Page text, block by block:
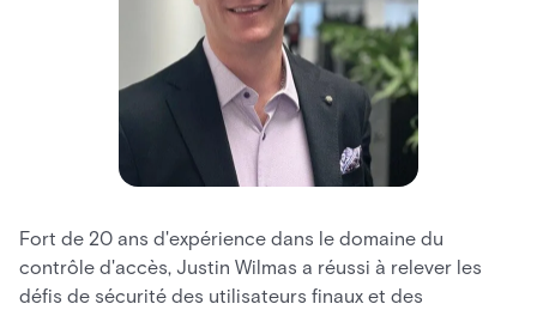
Fort de 20 ans d'expérience dans le domaine du
contrôle d'accès, Justin Wilmas a réussi à relever les
défis de sécurité des utilisateurs finaux et des